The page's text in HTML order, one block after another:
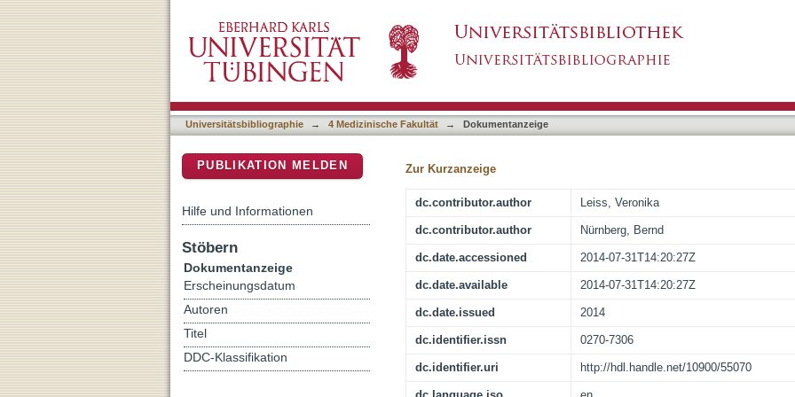
G alpha i2 Signaling Is Required for Skeletal Muscle Growth,
Proliferation and Differentiation
Universitätsbibliographie → 4 Medizinische Fakultät → Dokumentanzeige
Zur Kurzanzeige
dc.contributor.author Leiss, Veronika
dc.contributor.author Nürnberg, Bernd
dc.date.accessioned 2014-07-31T14:20:27Z
dc.date.available 2014-07-31T14:20:27Z
dc.date.issued 2014
dc.identifier.issn 0270-7306
dc.identifier.uri http://hdl.handle.net/10900/55070
PUBLIKATION MELDEN
Hilfe und Informationen
Stöbern
Dokumentanzeige
Erscheinungsdatum
Autoren
Titel
DDC-Klassifikation